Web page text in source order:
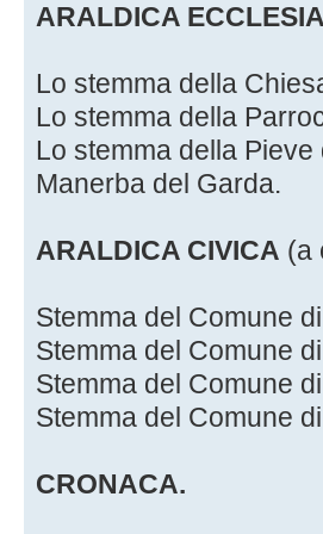
ARALDICA
Lo stemma della
Lo stemma della
Lo stemma della
Manerba del Garda.
ARALDICA CIVICA (a
Stemma del Comune
Stemma del Comune
Stemma del Comune
Stemma del Comune
CRONACA.